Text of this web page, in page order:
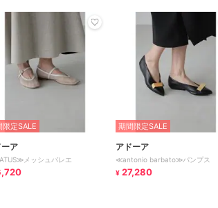
限定SALE
ア
メッシュバレエ
期間限定SALE
アドーア
≪antonio barbato≫パンプス
¥ 27,280